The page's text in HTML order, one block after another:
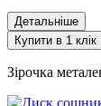
Детальніше
Купити в 1 клік
Зірочка